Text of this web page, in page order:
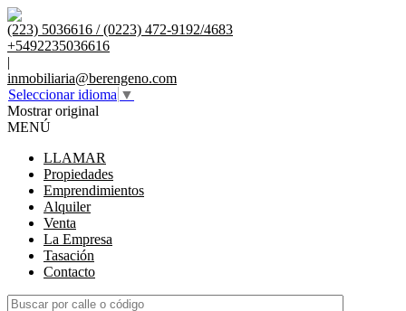
(223) 5036616 / (0223) 472-9192/4683
+5492235036616
|
inmobiliaria@berengeno.com
Seleccionar idioma ▼
Mostrar original
MENÚ
LLAMAR
Propiedades
Emprendimientos
Alquiler
Venta
La Empresa
Tasación
Contacto